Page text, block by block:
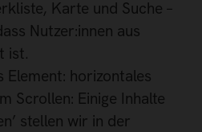
Karte und Suche –
Nutzer:innen aus
ist.
Element: horizontales
Scrollen: Einige Inhalte
stellen wir in der